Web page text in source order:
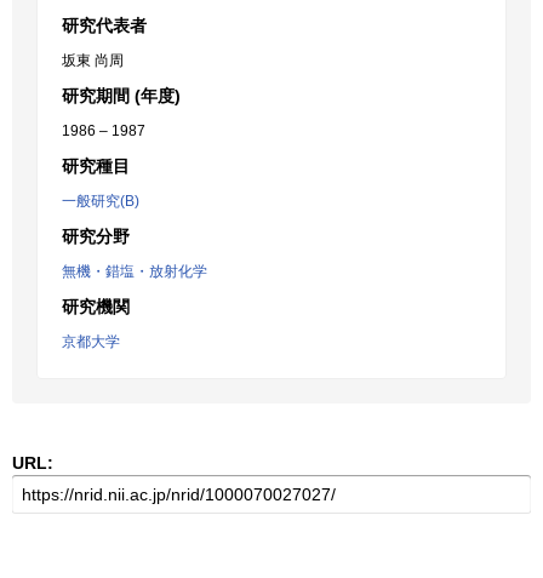
研究代表者
坂東 尚周
研究期間 (年度)
1986 – 1987
研究種目
一般研究(B)
研究分野
無機・錯塩・放射化学
研究機関
京都大学
URL: